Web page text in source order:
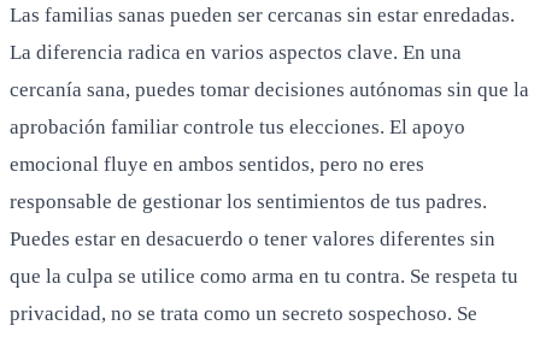
Las familias sanas pueden ser cercanas sin estar enredadas.
La diferencia radica en varios aspectos clave. En una
cercanía sana, puedes tomar decisiones autónomas sin que la
aprobación familiar controle tus elecciones. El apoyo
emocional fluye en ambos sentidos, pero no eres
responsable de gestionar los sentimientos de tus padres.
Puedes estar en desacuerdo o tener valores diferentes sin
que la culpa se utilice como arma en tu contra. Se respeta tu
privacidad, no se trata como un secreto sospechoso. Se